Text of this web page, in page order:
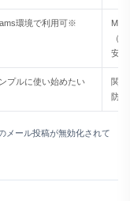
環境で利用可※
（
安）
プルに使い始めたい
関
防
メール投稿が無効化されて